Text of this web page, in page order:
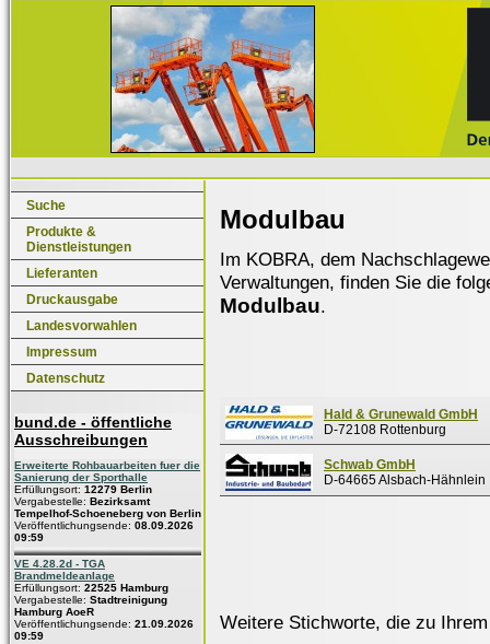
Suche
Produkte &
Dienstleistungen
Lieferanten
Druckausgabe
Landesvorwahlen
Impressum
Datenschutz
bund.de - öffentliche
Ausschreibungen
Erweiterte Rohbauarbeiten fuer die
Sanierung der Sporthalle
Erfüllungsort: 12279 Berlin
Vergabestelle: Bezirksamt
Tempelhof-Schoeneberg von Berlin
Veröffentlichungsende: 08.09.2026
09:59
VE 4.28.2d - TGA
Brandmeldeanlage
Erfüllungsort: 22525 Hamburg
Vergabestelle: Stadtreinigung
Hamburg AoeR
Veröffentlichungsende: 21.09.2026
09:59
Modulbau
Im KOBRA, dem
Verwaltungen, finden Sie die
Modulbau.
Hald & Grunewald GmbH
D-72108 Rottenburg
Schwab GmbH
D-64665 Alsbach-Hähnlein
Weitere Stichworte, die zu